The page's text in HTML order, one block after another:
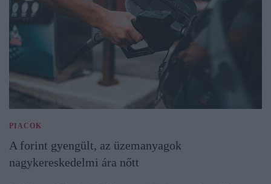
PIACOK
A forint gyengült, az üzemanyagok
nagykereskedelmi ára nőtt